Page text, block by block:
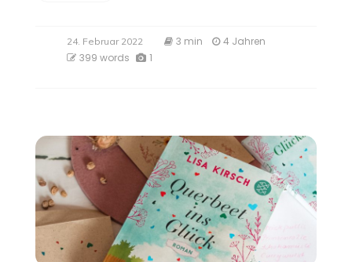
24. Februar 2022 3 min
4 Jahren
399 words
1